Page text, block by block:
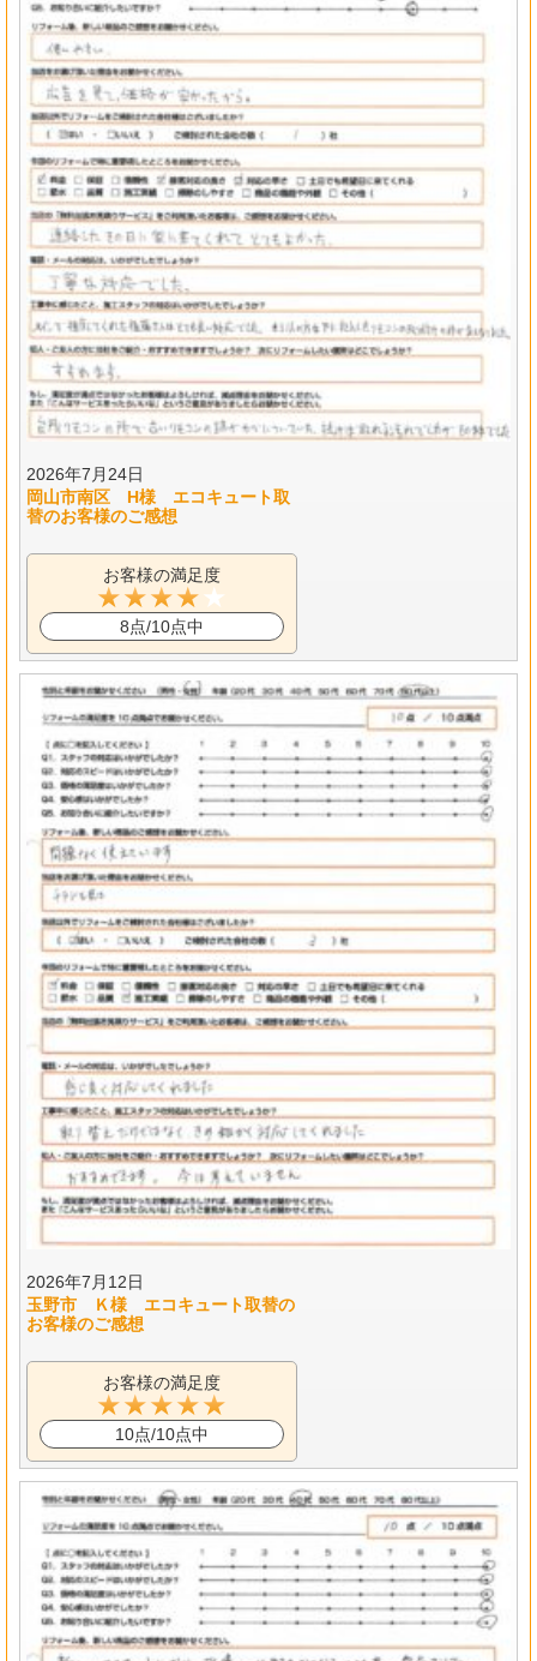
2026年7月24日
岡山市南区 H様 エコキュート取
替のお客様のご感想
お客様の満足度
8点/10点中
2026年7月12日
玉野市 Ｋ様 エコキュート取替の
お客様のご感想
お客様の満足度
10点/10点中